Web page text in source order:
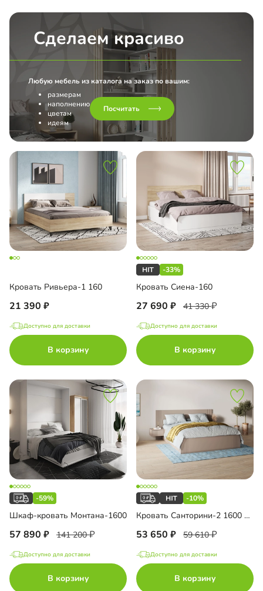
Сделаем красиво
Любую мебель из каталога на заказ по вашим:
размерам
наполнению
цветам
идеям
Посчитать
Кровать Ривьера-1 160
21 390
Доступно для доставки
В корзину
-33%
Кровать Сиена-160
27 690 41 330
Доступно для доставки
В корзину
-59%
Шкаф-кровать Монтана-1600
57 890 141 200
Доступно для доставки
В корзину
-10%
Кровать Санторини-2 1600 Лайф
53 650 59 610
Доступно для доставки
В корзину